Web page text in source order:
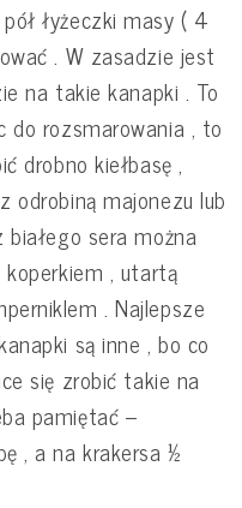
łyżeczki masy ( 4
. W zasadzie jest
na takie kanapki . To
do rozsmarowania , to
drobno kiełbasę ,
majonezu lub
sera można
, utartą
. Najlepsze
są inne , bo co
się zrobić takie na
pamiętać –
, a na krakersa ½